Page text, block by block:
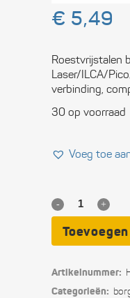
€ 5,49
Roestvrijstalen
Laser/ILCA/
verbinding,
30 op voorraad
Voeg toe
RVS
borgpen
borglijntje
Artikelnummer:
Categorieën: